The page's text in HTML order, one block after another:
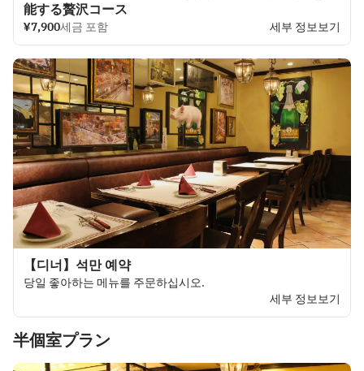
能する贅沢コース
¥7,900세금 포함 세부 정보보기
【디너】석만 예약
당일 좋아하는 메뉴를 주문하십시오.
세부 정보보기
半個室プラン